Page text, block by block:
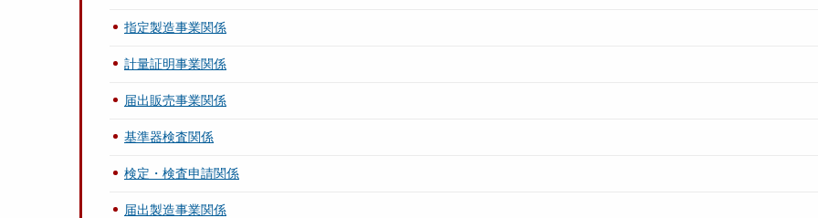
指定製造事業関係
計量証明事業関係
届出販売事業関係
基準器検査関係
検定・検査申請関係
届出製造事業関係